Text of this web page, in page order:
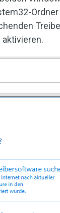
aktivieren.